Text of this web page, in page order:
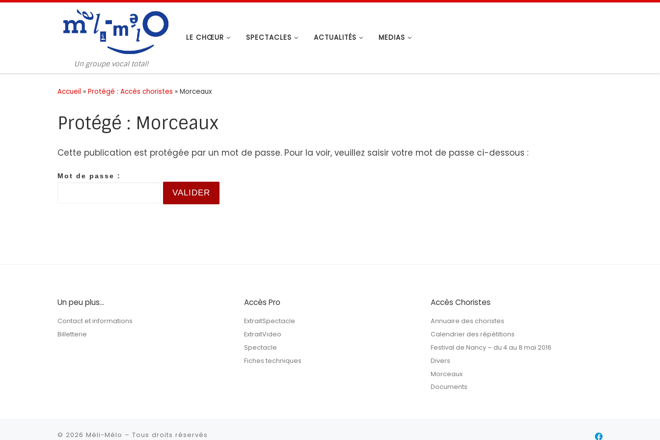
Passer au contenu
Un groupe vocal total!
LE CHŒUR SPECTACLES ACTUALITÉS MEDIAS
Accueil » Protégé : Accès choristes » Morceaux
Protégé : Morceaux
Cette publication est protégée par un mot de passe. Pour la voir, veuillez saisir votre mot de passe ci-dessous :
Mot de passe :
Un peu plus…
Contact et informations
Billetterie
Accès Pro
ExtraitSpectacle
ExtraitVideo
Spectacle
Fiches techniques
Accès Choristes
Annuaire des choristes
Calendrier des répétitions
Festival de Nancy – du 4 au 8 mai 2016
Divers
Morceaux
Documents
© 2026 Méli-Mélo – Tous droits réservés